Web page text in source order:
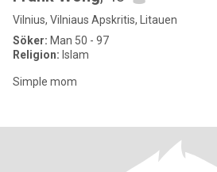
Vilnius, Vilniaus Apskritis, Litauen
Söker: Man 50 - 97
Religion: Islam
Simple mom